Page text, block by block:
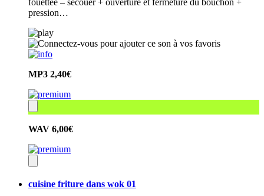
fouettée – secouer + ouverture et fermeture du bouchon +
pression…
MP3 2,40€
WAV 6,00€
cuisine friture dans wok 01